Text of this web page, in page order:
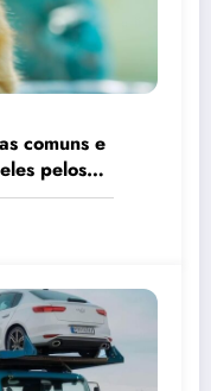
comuns e
pelos